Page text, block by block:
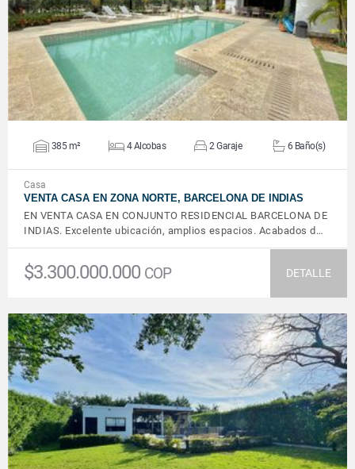
VER DETALLES
385 m² 4 Alcobas 2 Garaje 6 Baño(s)
Casa
VENTA CASA EN ZONA NORTE, BARCELONA DE INDIAS
EN VENTA CASA EN CONJUNTO RESIDENCIAL BARCELONA DE
INDIAS. Excelente ubicación, amplios espacios. Acabados d…
$3.300.000.000 COP DETALLE
VER DETALLES